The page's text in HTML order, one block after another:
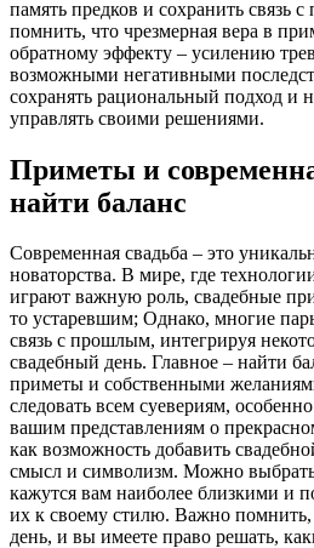
память предков и сохранить связь
помнить, что чрезмерная вера в
обратному эффекту – усилению
возможными негативными
сохранять рациональный подход и
управлять своими решениями.
Приметы и
найти баланс
Современная свадьба – это
новаторства. В мире, где
играют важную роль, свадебные
то устаревшим; Однако, многие
связь с прошлым, интегрируя
свадебный день. Главное – найти
приметы и собственными
следовать всем суевериям,
вашим представлениям о
как возможность добавить
смысл и символизм. Можно
кажутся вам наиболее близкими и
их к своему стилю. Важно помнить,
день, и вы имеете право решать,